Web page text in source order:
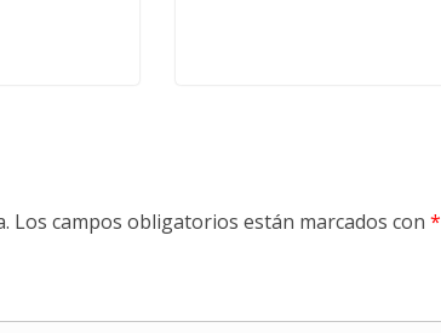
Los campos obligatorios están marcados con *